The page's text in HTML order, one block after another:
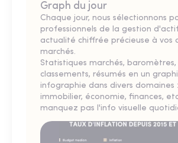
Graph du jour
Chaque jour, nous sélectionnons
professionnels de la gestion
actualité chiffrée précieuse à vos
marchés.
Statistiques marchés,
classements, résumés en un
infographie dans divers domaines
immobilier, économie, finances,
manquez pas l'info visuelle